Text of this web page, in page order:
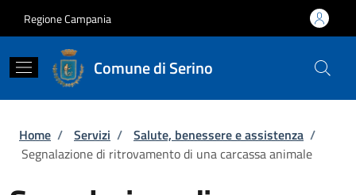
Regione Campania
Comune di Serino
Briciole di pane
Home / Servizi / Salute, benessere e assistenza /
Segnalazione di ritrovamento di una carcassa animale